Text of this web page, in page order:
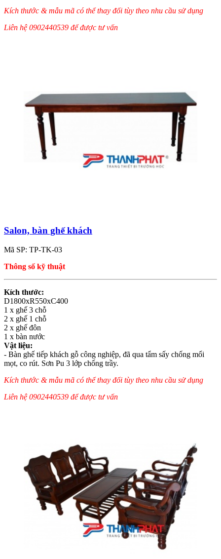
Kích thước & mẫu mã có thể thay đổi tùy theo nhu cầu sử dụng
Liên hệ 0902440539 để được tư vấn
Salon, bàn ghế khách
Mã SP: TP-TK-03
Thông số kỹ thuật
Kích thước:
D1800xR550xC400
1 x ghế 3 chỗ
2 x ghế 1 chỗ
2 x ghế đôn
1 x bàn nước
Vật liệu:
- Bàn ghế tiếp khách gỗ công nghiệp, đã qua tẩm sấy chống mối
mọt, co rút. Sơn Pu 3 lớp chống trầy.
Kích thước & mẫu mã có thể thay đổi tùy theo nhu cầu sử dụng
Liên hệ 0902440539 để được tư vấn